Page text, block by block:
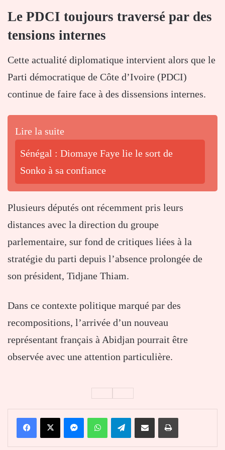
Le PDCI toujours traversé par des
tensions internes
Cette actualité diplomatique intervient alors que le
Parti démocratique de Côte d’Ivoire (PDCI)
continue de faire face à des dissensions internes.
Lire la suite
Sénégal : Diomaye Faye lie le sort de
Sonko à sa confiance
Plusieurs députés ont récemment pris leurs
distances avec la direction du groupe
parlementaire, sur fond de critiques liées à la
stratégie du parti depuis l’absence prolongée de
son président, Tidjane Thiam.
Dans ce contexte politique marqué par des
recompositions, l’arrivée d’un nouveau
représentant français à Abidjan pourrait être
observée avec une attention particulière.
FacebookX MessengerWhatsAppTelegramPartager par email Imprimer